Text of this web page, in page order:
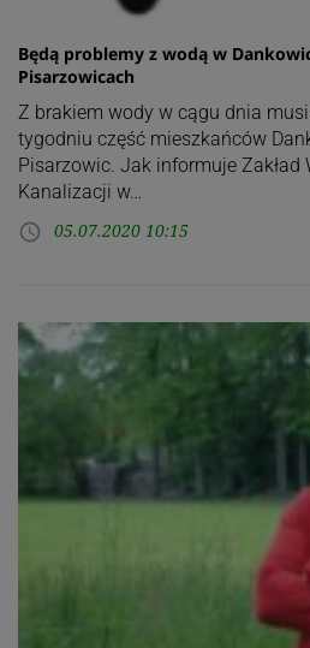
Będą problemy z wodą w
Pisarzowicach
Z brakiem wody w cągu dnia
tygodniu część mieszkańców
Pisarzowic. Jak informuje Zakład
Kanalizacji w…
access_time 05.07.2020 10:15